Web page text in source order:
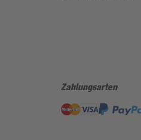
Zahlungsarten